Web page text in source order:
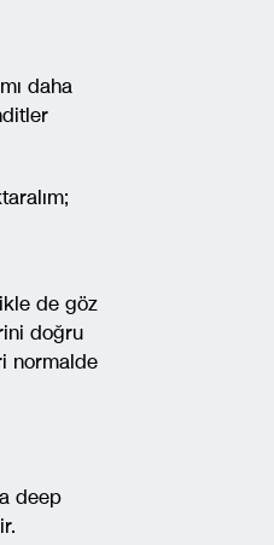
daha
de göz
doğru
normalde
deep